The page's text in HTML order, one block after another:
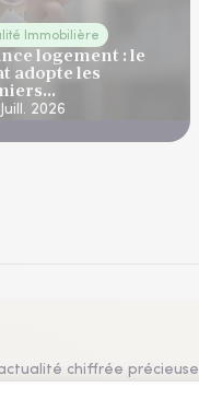
Immobilière
logement : le
adopte les
par le
2026
chiffrée précieuse